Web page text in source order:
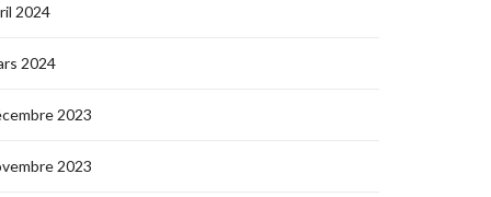
2024
2024
2023
2023